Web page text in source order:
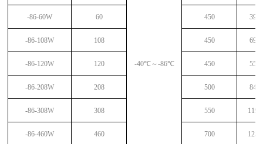
-40℃～-86℃
-86-60W 60 450
-86-108W 108 450
-86-120W 120 450
-86-208W 208 500
-86-308W 308 550
-86-460W 460 700